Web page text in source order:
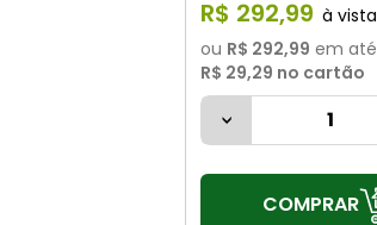
R$ 292,99
ou R$ 292,99 em até
R$ 29,29 no cartão
COMPRAR